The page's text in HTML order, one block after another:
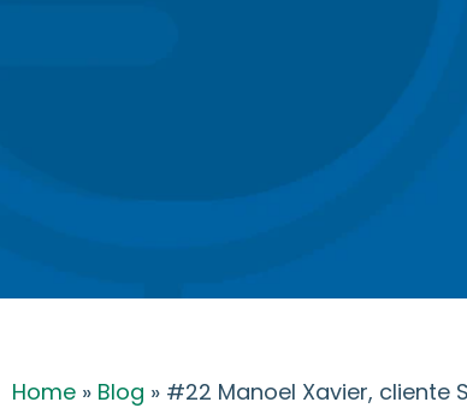
Home » Blog » #22 Manoel Xavier, cliente